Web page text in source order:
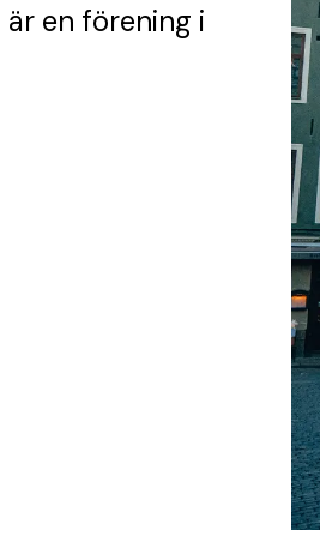
är en förening i